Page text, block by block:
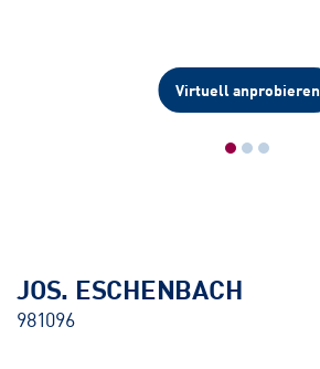
Virtuell anprobieren
JOS. ESCHENBACH
981096